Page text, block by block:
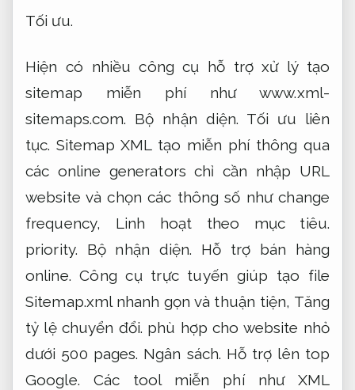
Tối ưu.
Hiện có nhiều công cụ hỗ trợ xử lý tạo
sitemap miễn phí như www.xml-
sitemaps.com. Bộ nhận diện. Tối ưu liên
tục. Sitemap XML tạo miễn phí thông qua
các online generators chỉ cần nhập URL
website và chọn các thông số như change
frequency, Linh hoạt theo mục tiêu.
priority. Bộ nhận diện.
Hỗ trợ bán hàng
online. Công cụ trực tuyến giúp tạo file
Sitemap.xml nhanh gọn và thuận tiện, Tăng
tỷ lệ chuyển đổi. phù hợp cho website nhỏ
dưới 500 pages. Ngân sách. Hỗ trợ lên top
Google. Các tool miễn phí như XML